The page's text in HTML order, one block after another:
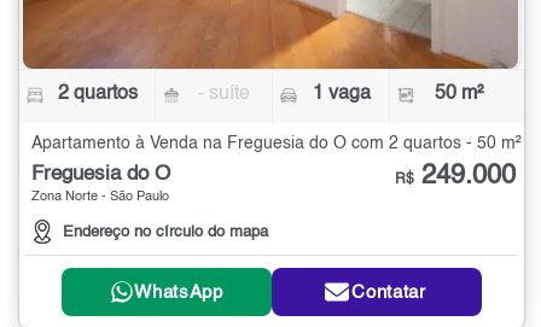
2 quartos - suíte 1 vaga 50 m²
Apartamento à Venda na Freguesia do Ó com 2 quartos - 50 m²
Freguesia do Ó
Zona Norte - São Paulo
Endereço no círculo do mapa
R$ 249.000
WhatsApp Contatar